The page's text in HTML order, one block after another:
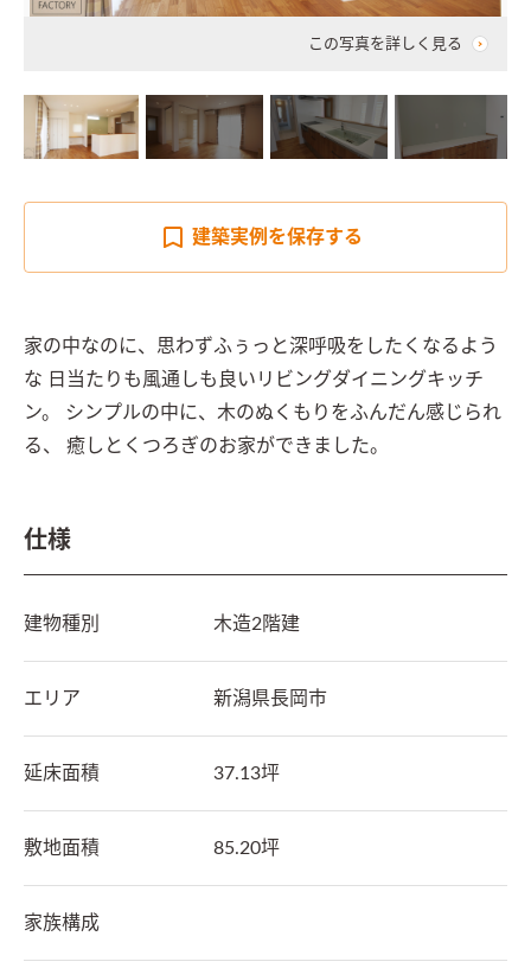
この写真を詳しく見る
建築実例を保存する
家の中なのに、思わずふぅっと深呼吸をしたくなるよう
な 日当たりも風通しも良いリビングダイニングキッチ
ン。 シンプルの中に、木のぬくもりをふんだん感じられ
る、 癒しとくつろぎのお家ができました。
仕様
建物種別 木造2階建
エリア 新潟県長岡市
延床面積 37.13坪
敷地面積 85.20坪
家族構成